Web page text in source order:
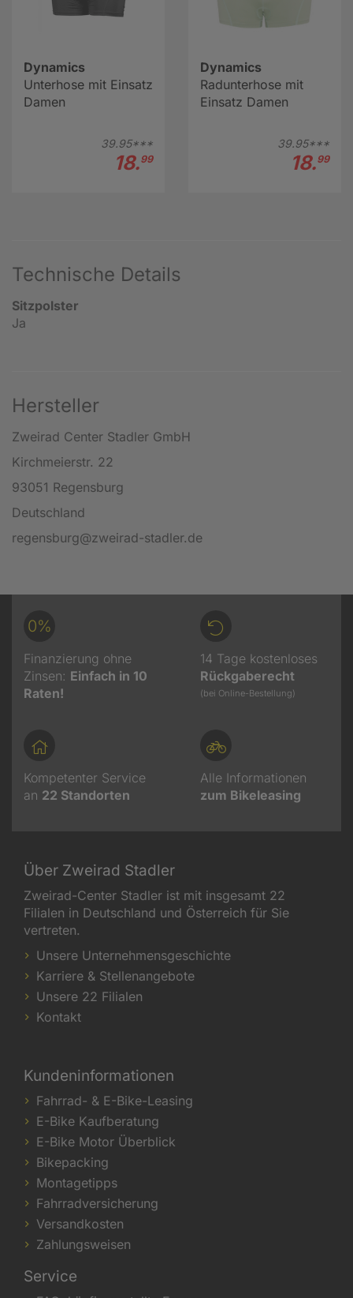
Dynamics
Unterhose mit Einsatz
Damen
39.95***
18.99
Dynamics
Radunterhose mit
Einsatz Damen
39.95***
18.99
Technische Details
Sitzpolster
Ja
Hersteller
Zweirad Center Stadler GmbH
Kirchmeierstr. 22
93051 Regensburg
Deutschland
regensburg@zweirad-stadler.de
0%
Finanzierung ohne
Zinsen: Einfach in 10
Raten!
14 Tage kostenloses
Rückgaberecht
(bei Online-Bestellung)
Kompetenter Service
an 22 Standorten
Alle Informationen
zum Bikeleasing
Über Zweirad Stadler
Zweirad-Center Stadler ist mit insgesamt 22
Filialen in Deutschland und Österreich für Sie
vertreten.
Unsere Unternehmensgeschichte
Karriere & Stellenangebote
Unsere 22 Filialen
Kontakt
Kundeninformationen
Fahrrad- & E-Bike-Leasing
E-Bike Kaufberatung
E-Bike Motor Überblick
Bikepacking
Montagetipps
Fahrradversicherung
Versandkosten
Zahlungsweisen
Service